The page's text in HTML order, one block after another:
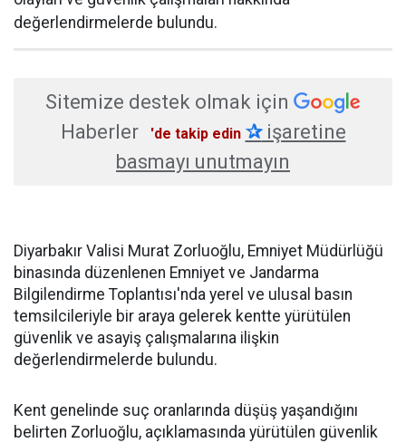
değerlendirmelerde bulundu.
Sitemize destek olmak için
Haberler
'de takip edin ✰işaretine
basmayı unutmayın
Diyarbakır Valisi Murat Zorluoğlu, Emniyet Müdürlüğü
binasında düzenlenen Emniyet ve Jandarma
Bilgilendirme Toplantısı'nda yerel ve ulusal basın
temsilcileriyle bir araya gelerek kentte yürütülen
güvenlik ve asayiş çalışmalarına ilişkin
değerlendirmelerde bulundu.
Kent genelinde suç oranlarında düşüş yaşandığını
belirten Zorluoğlu, açıklamasında yürütülen güvenlik